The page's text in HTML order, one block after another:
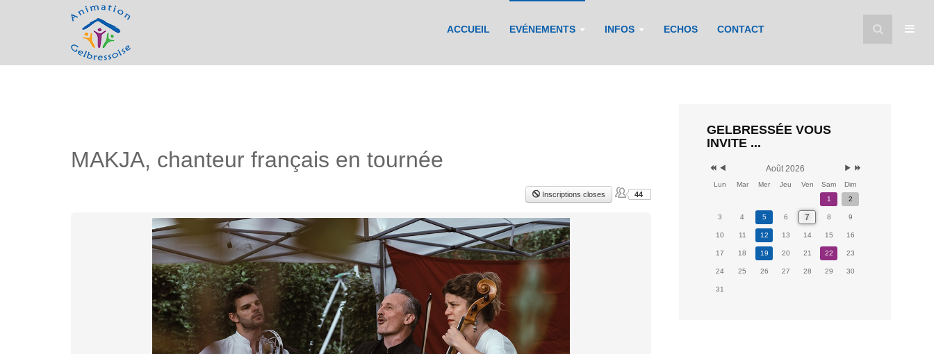
ACCUEIL EVÉNEMENTS INFOS ECHOS CONTACT
MAKJA, chanteur français en tournée
Inscriptions closes 44
GELBRESSÉE VOUS
INVITE ...
Août 2026
Lun Mar Mer Jeu Ven Sam
Dim
1
2
3 4 5 6 7 8 9
10 11 12 13 14 15 16
17 18 19 20 21 22 23
24 25 26 27 28 29 30
31